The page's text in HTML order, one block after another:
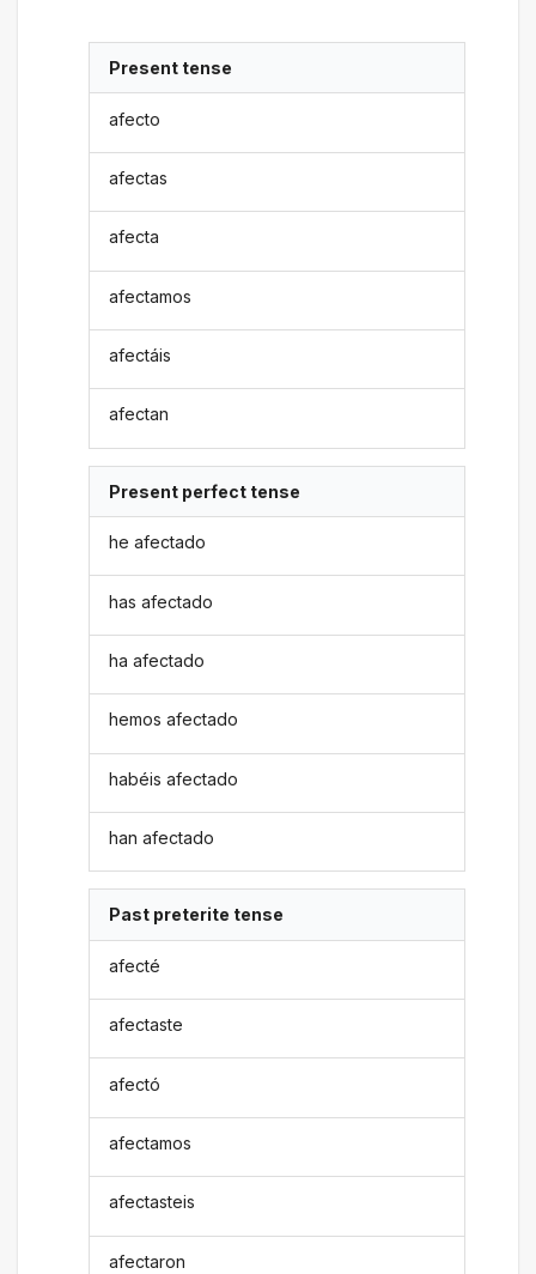
Present tense
afecto
afectas
afecta
afectamos
afectáis
afectan
Present perfect tense
he afectado
has afectado
ha afectado
hemos afectado
habéis afectado
han afectado
Past preterite tense
afecté
afectaste
afectó
afectamos
afectasteis
afectaron